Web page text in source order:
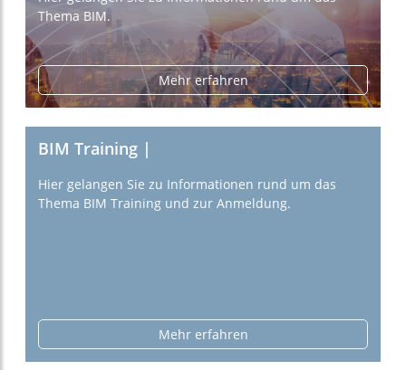
Thema BIM.
Mehr erfahren
BIM Training |
Hier gelangen Sie zu Informationen rund um das
Thema BIM Training und zur Anmeldung.
Mehr erfahren